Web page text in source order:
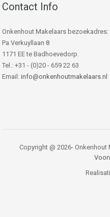
Contact Info
Onkenhout Makelaars bezoekadres:
Pa Verkuyllaan 8
1171 EE te Badhoevedorp.
Tel.: +31 - (0)20 - 659 22 63
Email: info@onkenhoutmakelaars.nl
Copyright @ 2026- Onkenhout